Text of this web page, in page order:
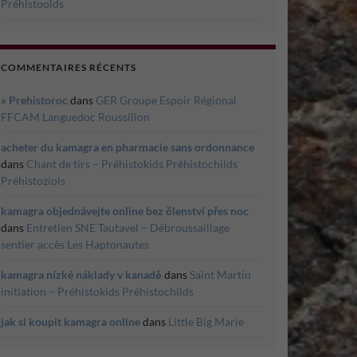
Préhistoolds
COMMENTAIRES RÉCENTS
» Prehistoroc dans GER Groupe Espoir Régional
FFCAM Languedoc Roussillon
acheter du kamagra en pharmacie sans ordonnance
dans Chant de tirs – Préhistokids Préhistochilds
Préhistoziols
kamagra objednávejte online bez členství přes noc
dans Entretien SNE Tautavel – Débroussaillage
sentier accès Les Haptonautes
kamagra nízké náklady v kanadě dans Saint Martin
initiation – Préhistokids Préhistochilds
jak si koupit kamagra onlinedans Little Big Marie